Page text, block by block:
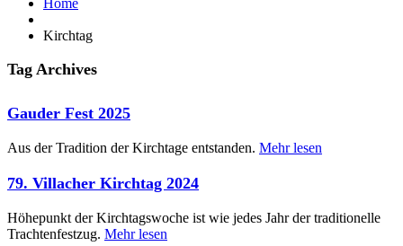
Home
Kirchtag
Tag Archives
Gauder Fest 2025
Aus der Tradition der Kirchtage entstanden. Mehr lesen
79. Villacher Kirchtag 2024
Höhepunkt der Kirchtagswoche ist wie jedes Jahr der traditionelle
Trachtenfestzug. Mehr lesen